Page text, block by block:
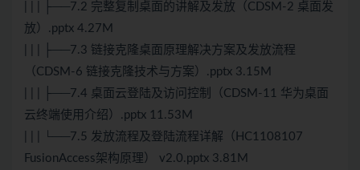
| | | ├──7.2 完整复制桌面的讲解及发放（CDSM-2 桌面发
放）.pptx 4.27M
| | | ├──7.3 链接克隆桌面原理解决方案及发放流程
（CDSM-6 链接克隆技术与方案）.pptx 3.15M
| | | ├──7.4 桌面云登陆及访问控制（CDSM-11 华为桌面
云终端使用介绍）.pptx 11.53M
| | | └──7.5 发放流程及登陆流程详解（HC1108107
FusionAccess架构原理） v2.0.pptx 3.81M